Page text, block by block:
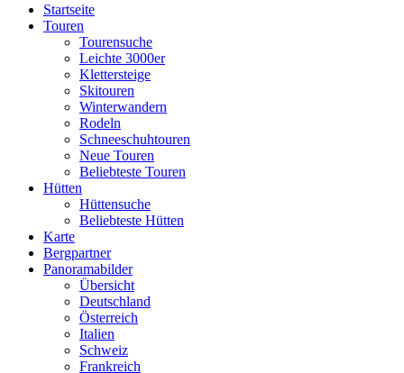
Startseite
Touren
Tourensuche
Leichte 3000er
Klettersteige
Skitouren
Winterwandern
Rodeln
Schneeschuhtouren
Neue Touren
Beliebteste Touren
Hütten
Hüttensuche
Beliebteste Hütten
Karte
Bergpartner
Panoramabilder
Übersicht
Deutschland
Österreich
Italien
Schweiz
Frankreich